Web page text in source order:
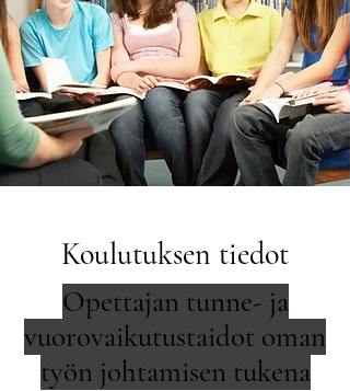
Koulutuksen tiedot
Opettajan tunne- ja
vuorovaikutustaidot oman
työn johtamisen tukena